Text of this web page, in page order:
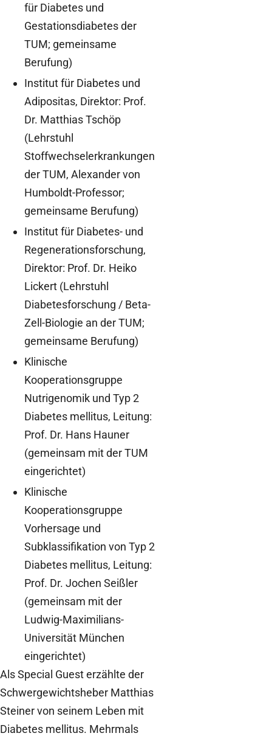
für Diabetes und
Gestationsdiabetes der
TUM; gemeinsame
Berufung)
Institut für Diabetes und
Adipositas, Direktor: Prof.
Dr. Matthias Tschöp
(Lehrstuhl
Stoffwechselerkrankungen
der TUM, Alexander von
Humboldt-Professor;
gemeinsame Berufung)
Institut für Diabetes- und
Regenerationsforschung,
Direktor: Prof. Dr. Heiko
Lickert (Lehrstuhl
Diabetesforschung / Beta-
Zell-Biologie an der TUM;
gemeinsame Berufung)
Klinische
Kooperationsgruppe
Nutrigenomik und Typ 2
Diabetes mellitus, Leitung:
Prof. Dr. Hans Hauner
(gemeinsam mit der TUM
eingerichtet)
Klinische
Kooperationsgruppe
Vorhersage und
Subklassifikation von Typ 2
Diabetes mellitus, Leitung:
Prof. Dr. Jochen Seißler
(gemeinsam mit der
Ludwig-Maximilians-
Universität München
eingerichtet)
Als Special Guest erzählte der
Schwergewichtsheber Matthias
Steiner von seinem Leben mit
Diabetes mellitus. Mehrmals